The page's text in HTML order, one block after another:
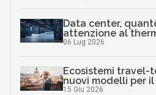
Data center,
attenzione al
06 Lug 2026
Ecosistemi travel-
nuovi modelli per
15 Giu 2026